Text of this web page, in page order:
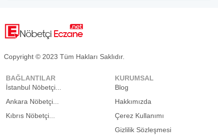
Copyright © 2023 Tüm Hakları Saklıdır.
BAĞLANTILAR
İstanbul Nöbetçi...
Ankara Nöbetçi...
Kıbrıs Nöbetçi...
KURUMSAL
Blog
Hakkımızda
Çerez Kullanımı
Gizlilik Sözleşmesi